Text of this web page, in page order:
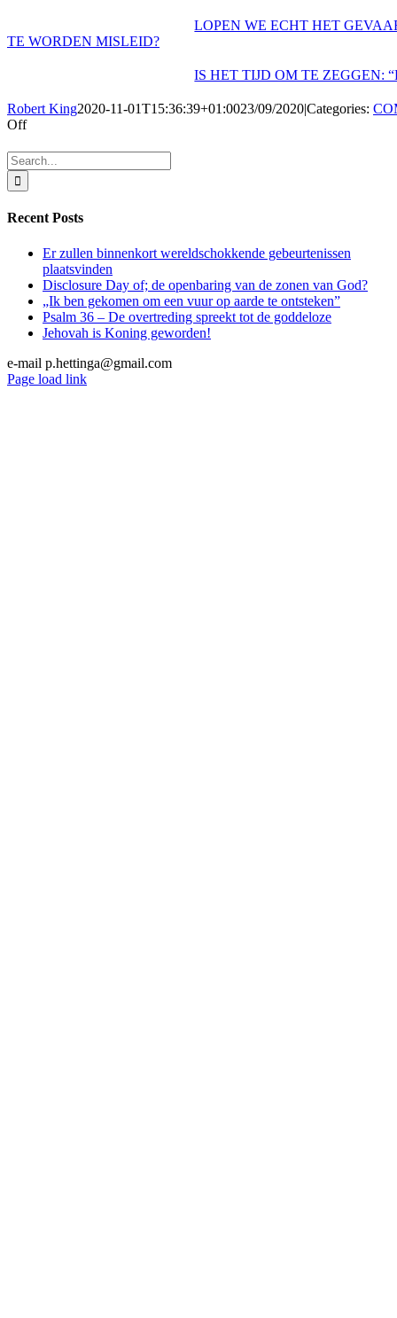
LOPEN WE ECHT HET
TE WORDEN MISLEID?
IS HET TIJD OM TE ZEGGEN:
Robert King2020-11-01T15:36:39+01:0023/09/2020|Categories:
Offon
HET
ONBESCHEIDEN
OM
TE
Search
for:
Recent Posts
Er zullen binnenkort wereldschokkende gebeurtenissen
plaatsvinden
Disclosure Day of; de openbaring van de zonen van God?
„Ik ben gekomen om een vuur op aarde te ontsteken”
Psalm 36 – De overtreding spreekt tot de goddeloze
Jehovah is Koning geworden!
e-mail p.hettinga@gmail.com
X
YouTube
Blogger
Facebook
Instagram
SoundCloud
Email
Page load link